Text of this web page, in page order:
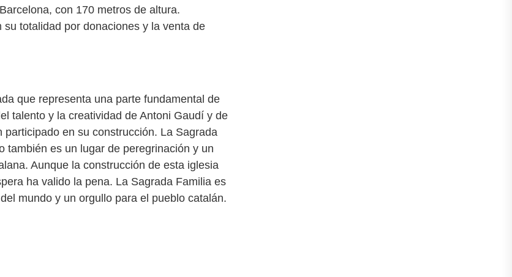
con 170 metros de altura.
totalidad por donaciones y la venta de
que representa una parte fundamental de
talento y la creatividad de Antoni Gaudí y de
en su construcción. La Sagrada
también es un lugar de peregrinación y un
Aunque la construcción de esta iglesia
ha valido la pena. La Sagrada Familia es
mundo y un orgullo para el pueblo catalán.